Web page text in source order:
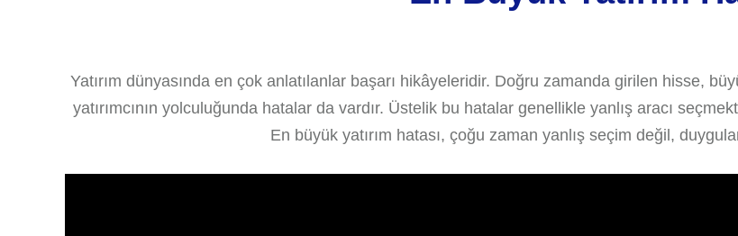
Yatırım dünyasında en çok anlatılanlar başarı hikâyeleridir. Doğru zamanda girilen hisse,
yatırımcının yolculuğunda hatalar da vardır. Üstelik bu hatalar genellikle yanlış aracı
En büyük yatırım hatası, çoğu zaman yanlış seçim değil,